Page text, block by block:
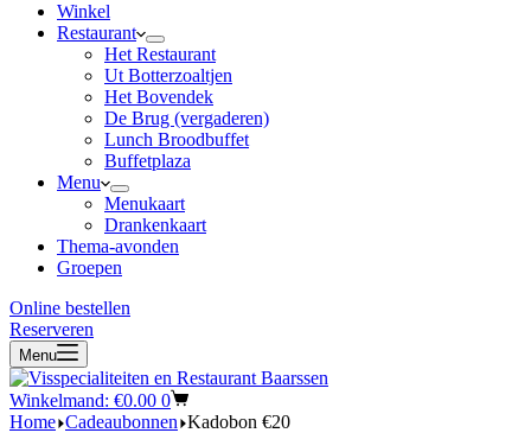
Winkel
Restaurant
Het Restaurant
Ut Botterzoaltjen
Het Bovendek
De Brug (vergaderen)
Lunch Broodbuffet
Buffetplaza
Menu
Menukaart
Drankenkaart
Thema-avonden
Groepen
Online bestellen
Reserveren
Menu
Winkelmand: €0.00 0
Home Cadeaubonnen Kadobon €20